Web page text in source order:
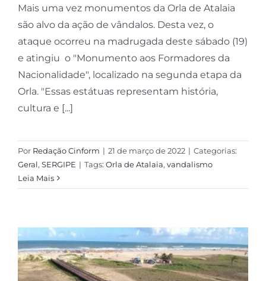
Mais uma vez monumentos da Orla de Atalaia
são alvo da ação de vândalos. Desta vez, o
ataque ocorreu na madrugada deste sábado (19)
e atingiu o "Monumento aos Formadores da
Nacionalidade", localizado na segunda etapa da
Orla. "Essas estátuas representam história,
cultura e [...]
Por Redação Cinform | 21 de março de 2022 | Categorias:
Geral, SERGIPE | Tags: Orla de Atalaia, vandalismo
Leia Mais